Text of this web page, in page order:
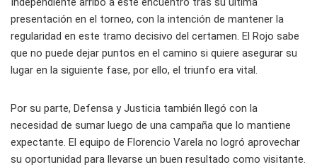
presentación en el torneo, con la intención de mantener la
regularidad en este tramo decisivo del certamen. El Rojo sabe
que no puede dejar puntos en el camino si quiere asegurar su
lugar en la siguiente fase, por ello, el triunfo era vital.
Por su parte, Defensa y Justicia también llegó con la
necesidad de sumar luego de una campaña que lo mantiene
expectante. El equipo de Florencio Varela no logró aprovechar
su oportunidad para llevarse un buen resultado como visitante.